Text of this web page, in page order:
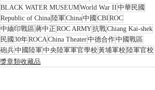
BLACK WATER MUSEUMWorld War II 中華民國
Republic of China 陸軍China中國 CBI ROC
中緬印戰區 蔣中正 ROC ARMY抗戰Chiang Kai-shek
民國30年ROCAChina Theater中德合作中國戰區
砲兵中國陸軍中央陸軍軍官學校 黃埔軍校 陸軍官校
獎章類收藏品